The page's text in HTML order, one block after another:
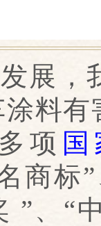
展，
料
项
商标
”、“